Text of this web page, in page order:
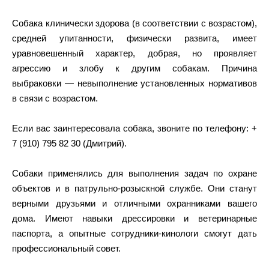
Собака клинически здорова (в соответствии с возрастом),
средней упитанности, физически развита, имеет
уравновешенный характер, добрая, но проявляет
агрессию и злобу к другим собакам. Причина
выбраковки — невыполнение установленных нормативов
в связи с возрастом.
Если вас заинтересовала собака, звоните по телефону: +
7 (910) 795 82 30 (Дмитрий).
Собаки применялись для выполнения задач по охране
объектов и в патрульно-розыскной службе. Они станут
верными друзьями и отличными охранниками вашего
дома. Имеют навыки дрессировки и ветеринарные
паспорта, а опытные сотрудники-кинологи смогут дать
профессиональный совет.